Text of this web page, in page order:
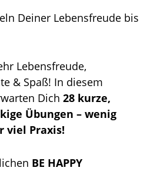
Deiner Lebensfreude bis
Lebensfreude,
& Spaß! In diesem
Dich 28 kurze,
Übungen – wenig
viel Praxis!
BE HAPPY